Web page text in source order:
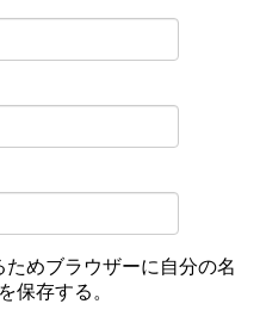
めブラウザーに自分の名
保存する。